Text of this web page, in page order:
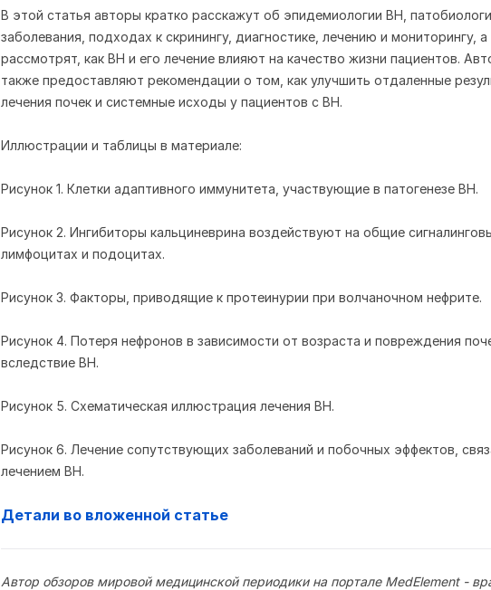
В этой статья авторы кратко расскажут об эпидемиологии ВН,
заболевания, подходах к скринингу, диагностике, лечению и мониторингу,
рассмотрят, как ВН и его лечение влияют на качество жизни пациентов.
также предоставляют рекомендации о том, как улучшить отдаленные
лечения почек и системные исходы у пациентов с ВН.
Иллюстрации и таблицы в материале:
Рисунок 1. Клетки адаптивного иммунитета, участвующие в патогенезе ВН.
Рисунок 2. Ингибиторы кальциневрина воздействуют на общие
лимфоцитах и подоцитах.
Рисунок 3. Факторы, приводящие к протеинурии при волчаночном нефрите.
Рисунок 4. Потеря нефронов в зависимости от возраста и повреждения
вследствие ВН.
Рисунок 5. Схематическая иллюстрация лечения ВН.
Рисунок 6. Лечение сопутствующих заболеваний и побочных эффектов,
лечением ВН.
Детали во вложенной статье
Автор обзоров мировой медицинской периодики на портале MedElement -